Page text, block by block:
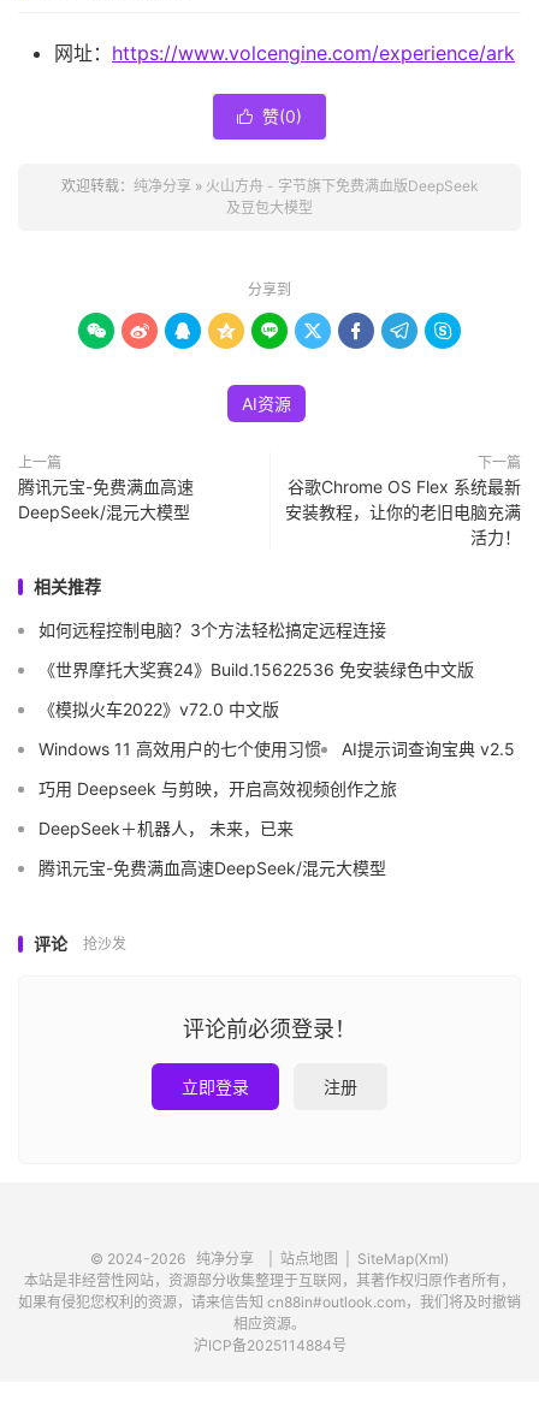
网址： https://www.volcengine.com/experience/ark
 赞(0)
欢迎转载： 纯净分享 » 火山方舟 - 字节旗下免费满血版DeepSeek
及豆包大模型
分享到
        
AI资源
上一篇
腾讯元宝-免费满血高速
DeepSeek/混元大模型
下一篇
谷歌Chrome OS Flex 系统最新
安装教程，让你的老旧电脑充满
活力！
相关推荐
如何远程控制电脑？3个方法轻松搞定远程连接
《世界摩托大奖赛24》Build.15622536 免安装绿色中文版
《模拟火车2022》v72.0 中文版
Windows 11 高效用户的七个使用习惯
AI提示词查询宝典 v2.5
巧用 Deepseek 与剪映，开启高效视频创作之旅
DeepSeek＋机器人， 未来，已来
腾讯元宝-免费满血高速DeepSeek/混元大模型
评论 抢沙发
评论前必须登录！
立即登录 注册
© 2024-2026 纯净分享 站点地图
SiteMap(Xml)
本站是非经营性网站，资源部分收集整理于互联网，其著作权归原作者所有，
如果有侵犯您权利的资源，请来信告知 cn88in#outlook.com，我们将及时撤销
相应资源。
沪ICP备2025114884号